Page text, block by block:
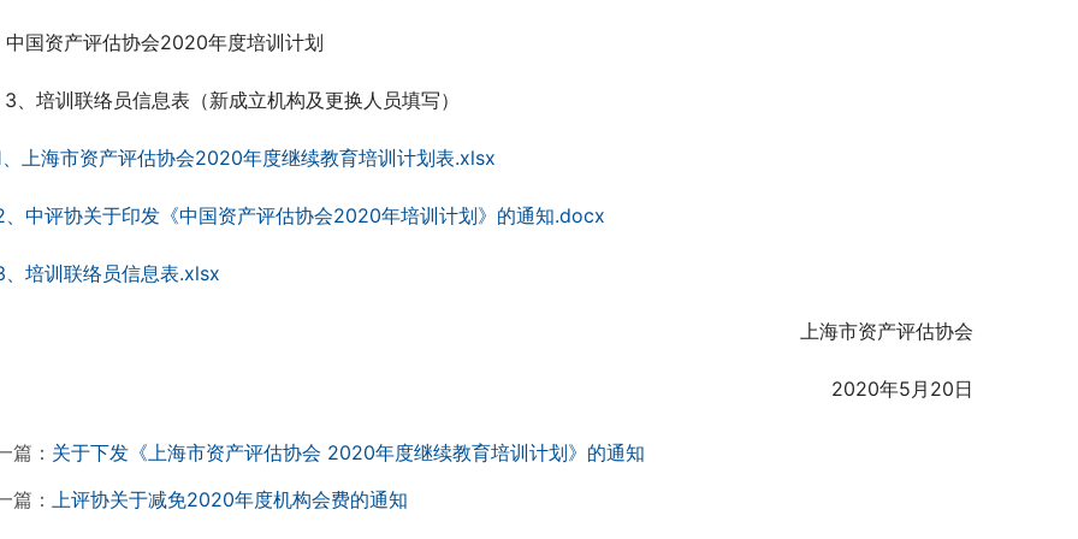
中国资产评估协会2020年度培训计划
培训联络员信息表（新成立机构及更换人员填写）
、上海市资产评估协会2020年度继续教育培训计划表.xlsx
、中评协关于印发《中国资产评估协会2020年培训计划》的通知.docx
、培训联络员信息表.xlsx
上海市资产评估协会
2020年5月20日
篇： 关于下发《上海市资产评估协会 2020年度继续教育培训计划》的通知
篇： 上评协关于减免2020年度机构会费的通知